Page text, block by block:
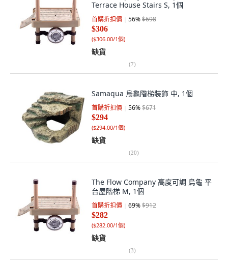
Terrace House Stairs S, 1個
首購折扣價 56%$698
$306
($306.00/1個)
缺貨
(7)
Samaqua 烏龜階梯裝飾 中, 1個
首購折扣價 56%$671
$294
($294.00/1個)
缺貨
(20)
The Flow Company 高度可調 烏龜 平
台屋階梯 M, 1個
首購折扣價 69%$912
$282
($282.00/1個)
缺貨
(3)